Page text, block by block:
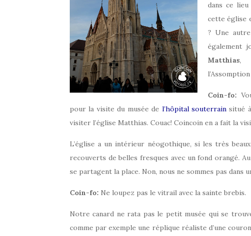
dans ce lieu
cette église
? Une
également
Matthias,
Coin-fo:
pour la visite du musée de l’hôpital souterrainsitué
visiter l’église Matthias. Couac! Coincoin en a fait la
L’église a un intérieur néogothique, si les très
recouverts de belles fresques avec un fond orangé.
se partagent la place. Non, nous ne sommes pas dans
Coin-fo: Ne loupez pas le vitrail avec la sainte brebis.
Notre canard ne rata pas le petit musée qui se
comme par exemple une réplique réaliste d’une